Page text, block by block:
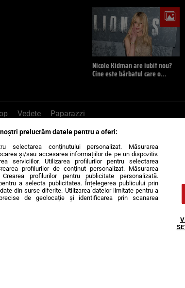
Nicole Kidman are iubit nou?
Cine este bărbatul care o…
Vedete Paparazzi
sau trimite mail la
LIFE STYLE Horoscop
prelucrăm datele pentru a oferi:
selectarea conținutului personalizat. Măsurarea
și/sau accesarea informațiilor de pe un dispozitiv.
serviciilor. Utilizarea profilurilor pentru selectarea
profilurilor de conținut personalizat. Măsurarea
profilurilor pentru publicitate personalizată.
a selecta publicitatea. Înțelegerea publicului prin
din surse diferite. Utilizarea datelor limitate pentru a
de geolocație și identificarea prin scanarea